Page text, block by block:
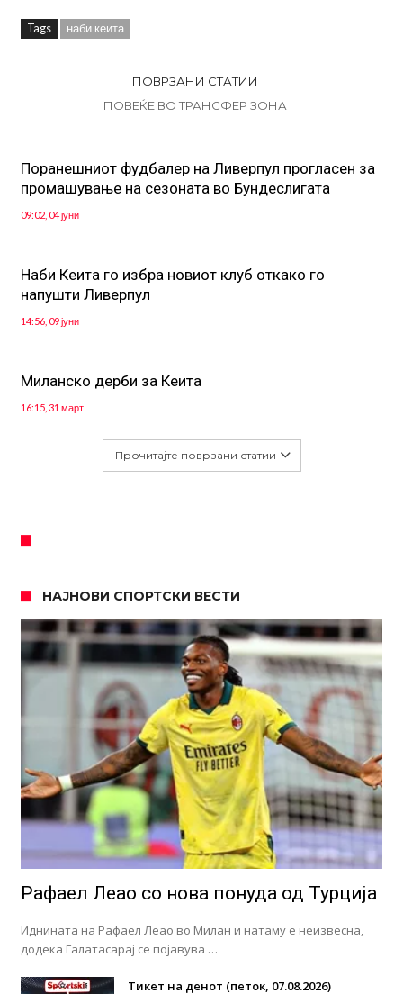
Tags наби кеита
ПОВРЗАНИ СТАТИИ
ПОВЕЌЕ ВО ТРАНСФЕР ЗОНА
Поранешниот фудбалер на Ливерпул прогласен за
промашување на сезоната во Бундеслигата
09:02, 04 јуни
Наби Кеита го избра новиот клуб откако го
напушти Ливерпул
14:56, 09 јуни
Миланско дерби за Кеита
16:15, 31 март
Прочитајте поврзани статии
НАЈНОВИ СПОРТСКИ ВЕСТИ
Рафаел Леао со нова понуда од Турција
Иднината на Рафаел Леао во Милан и натаму е неизвесна,
додека Галатасарај се појавува …
Тикет на денот (петок, 07.08.2026)